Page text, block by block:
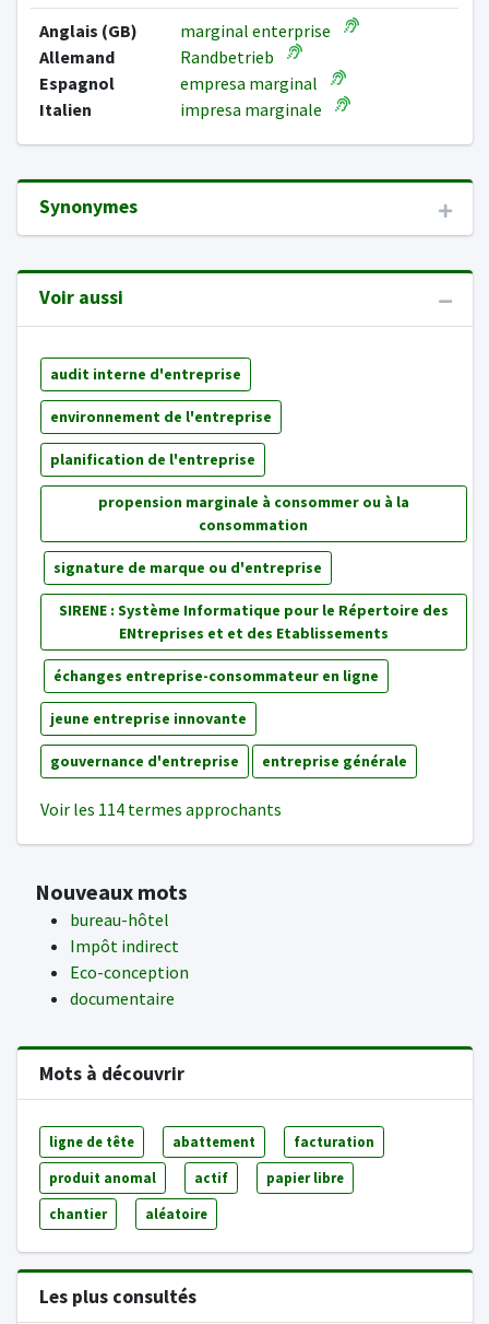
Anglais (GB)
marginal enterprise
Allemand
Randbetrieb
Espagnol
empresa marginal
Italien
impresa marginale
Synonymes
Voir aussi
audit interne d'entreprise
environnement de l'entreprise
planification de l'entreprise
propension marginale à consommer ou à la
consommation
signature de marque ou d'entreprise
SIRENE : Système Informatique pour le Répertoire des
ENtreprises et et des Etablissements
échanges entreprise-consommateur en ligne
jeune entreprise innovante
gouvernance d'entreprise entreprise générale
Voir les 114 termes approchants
Nouveaux mots
bureau-hôtel
Impôt indirect
Eco-conception
documentaire
Mots à découvrir
ligne de tête abattement facturation
produit anomal actif papier libre
chantier aléatoire
Les plus consultés